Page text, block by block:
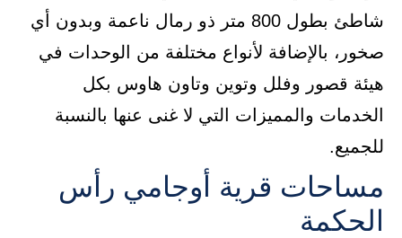
شاطئ بطول 800 متر ذو رمال ناعمة وبدون أي
صخور، بالإضافة لأنواع مختلفة من الوحدات في
هيئة قصور وفلل وتوين وتاون هاوس بكل
الخدمات والمميزات التي لا غنى عنها بالنسبة
للجميع.
مساحات قرية أوجامي رأس
الحكمة